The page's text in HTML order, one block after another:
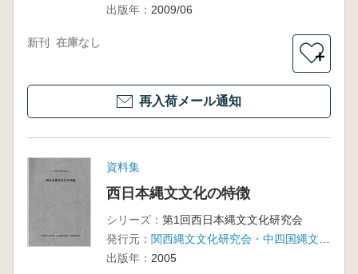
出版年： 2009/06
新刊 在庫なし
＋
再入荷メール通知
資料集
西日本縄文文化の特徴
シリーズ： 第1回西日本縄文文化研究会
発行元：
出版年： 2005